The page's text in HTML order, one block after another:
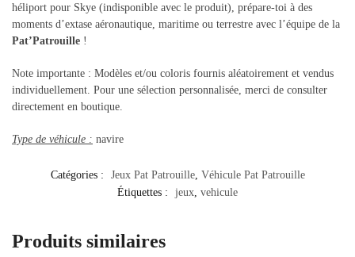
héliport pour Skye (indisponible avec le produit), prépare-toi à des
moments d’extase aéronautique, maritime ou terrestre avec l’équipe de la
Pat’Patrouille !
Note importante : Modèles et/ou coloris fournis aléatoirement et vendus
individuellement. Pour une sélection personnalisée, merci de consulter
directement en boutique.
Type de véhicule : navire
Catégories : Jeux Pat Patrouille, Véhicule Pat Patrouille
Étiquettes :
jeux, vehicule
Produits similaires